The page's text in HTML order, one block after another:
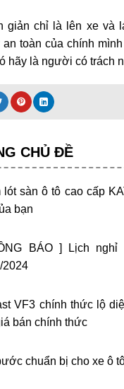
giản chỉ là lên xe và
toàn của chính
hãy là người có trách
CHỦ ĐỀ
lót sàn ô tô cao cấp
bạn
BÁO ] Lịch nghỉ
2024
VF3 chính thức lộ
bán chính thức
chuẩn bị cho xe ô